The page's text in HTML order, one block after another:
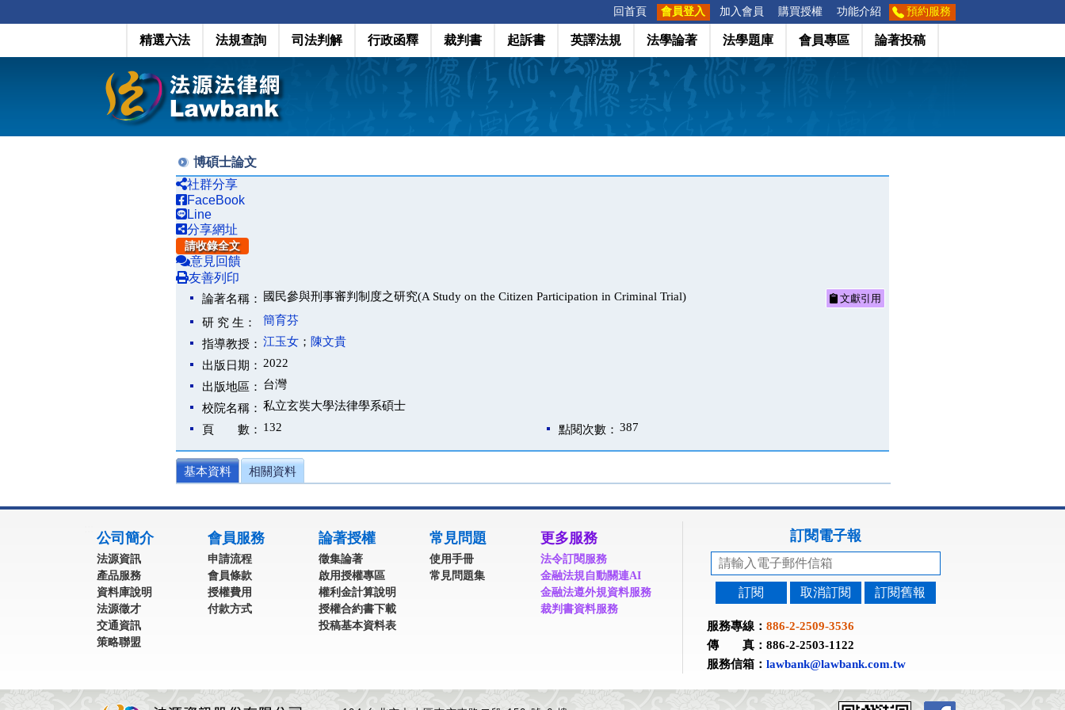
回首頁 會員登入 加入會員 購買授權 功能介紹 預約服務
精選六法 法規查詢 司法判解 行政函釋 裁判書 起訴書 英譯法規 法學論著 法學題庫 會員專區 論著投稿
博碩士論文
社群分享
FaceBook
Line
分享網址
請收錄全文
意見回饋
友善列印
論著名稱： 國民參與刑事審判制度之研究(A Study on the Citizen Participation in Criminal Trial) 文獻引用
研 究 生：
簡育芬
指導教授： 江玉女 ； 陳文貴
出版日期： 2022
出版地區： 台灣
校院名稱： 私立玄奘大學法律學系碩士
頁 數： 132 點閱次數： 387
基本資料 相關資料
公司簡介
法源資訊
產品服務
資料庫說明
法源徵才
交通資訊
策略聯盟
會員服務
申請流程
會員條款
授權費用
付款方式
論著授權
徵集論著
啟用授權專區
權利金計算說明
授權合約書下載
投稿基本資料表
常見問題
使用手冊
常見問題集
更多服務
法令訂閱服務
金融法規自動關連AI
金融法遵外規資料服務
裁判書資料服務
訂閱電子報
訂閱 取消訂閱 訂閱舊報
服務專線： 886-2-2509-3536
傳 真：886-2-2503-1122
服務信箱： lawbank@lawbank.com.tw